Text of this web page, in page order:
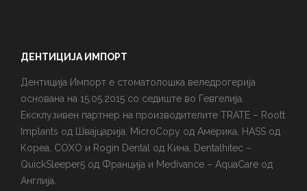
ДЕНТИЦИЈА ИМПОРТ
Дентиција Импорт е стоматолошка веледрогерија
основана на 15.05.2015 со седиште во Гевгелија.
Ексклузивен партнер на производителите TRATE – Roott
Implants од Швајцарија, MicroCopy од Америка, HASS од
Кореа, COXO и Rogin Dental од Кина, Dentalhitec –
QuickSleeper5 од Франција и Medivance – AquaCare од
Англија.